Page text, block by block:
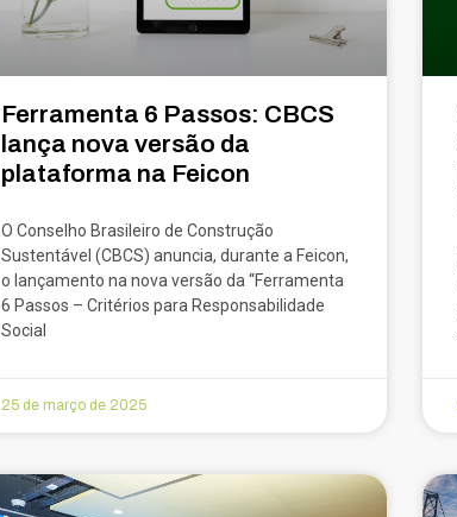
Ferramenta 6 Passos: CBCS
lança nova versão da
plataforma na Feicon
O Conselho Brasileiro de Construção
Sustentável (CBCS) anuncia, durante a Feicon,
o lançamento na nova versão da “Ferramenta
6 Passos – Critérios para Responsabilidade
Social
25 de março de 2025